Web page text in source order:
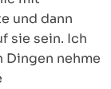
und dann
sie sein. Ich
Dingen nehme